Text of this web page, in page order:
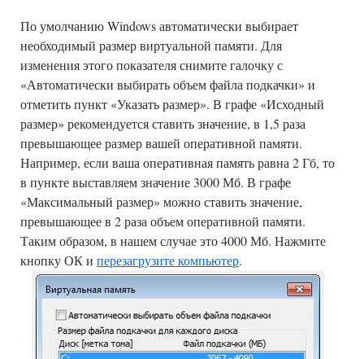
По умолчанию Windows автоматически выбирает
необходимый размер виртуальной памяти. Для
изменения этого показателя снимите галочку с
«Автоматически выбирать объем файла подкачки» и
отметить пункт «Указать размер». В графе «Исходный
размер» рекомендуется ставить значение, в 1,5 раза
превышающее размер вашей оперативной памяти.
Например, если ваша оперативная память равна 2 Гб, то
в пункте выставляем значение 3000 Мб. В графе
«Максимальный размер» можно ставить значение,
превышающее в 2 раза объем оперативной памяти.
Таким образом, в нашем случае это 4000 Мб. Нажмите
кнопку ОК и перезагрузите компьютер.